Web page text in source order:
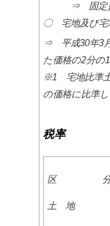
⇒ 固定資産
〇 宅地及び宅
⇒ 平成30年3月
た価格の2分の1
※1 宅地比準土
の価格に比準
税率
区
土 地